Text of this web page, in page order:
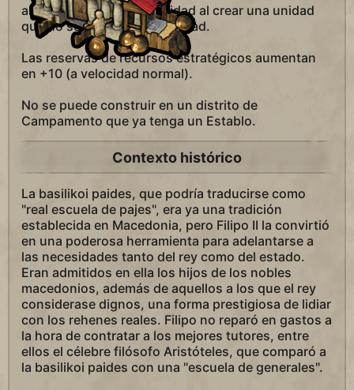
al 25% del coste de la unidad al crear una unidad
que no sea civil en esta ciudad.
Las reservas de recursos estratégicos aumentan
en +10 (a velocidad normal).
No se puede construir en un distrito de
Campamento que ya tenga un Establo.
Contexto histórico
La basilikoi paides, que podría traducirse como
"real escuela de pajes", era ya una tradición
establecida en Macedonia, pero Filipo II la convirtió
en una poderosa herramienta para adelantarse a
las necesidades tanto del rey como del estado.
Eran admitidos en ella los hijos de los nobles
macedonios, además de aquellos a los que el rey
considerase dignos, una forma prestigiosa de lidiar
con los rehenes reales. Filipo no reparó en gastos a
la hora de contratar a los mejores tutores, entre
ellos el célebre filósofo Aristóteles, que comparó a
la basilikoi paides con una "escuela de generales".